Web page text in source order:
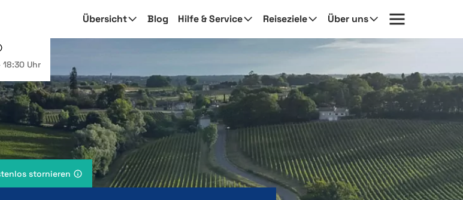
Übersicht Blog Hilfe & Service Reiseziele Über uns
Uhr
stornieren